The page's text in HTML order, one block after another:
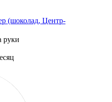
(шоколад, Центр-
руки